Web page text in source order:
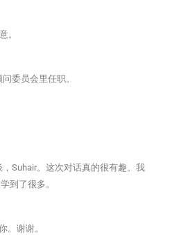
。
委员会里任职。
Suhair。这次对话真的很有趣。我
到了很多。
。谢谢。